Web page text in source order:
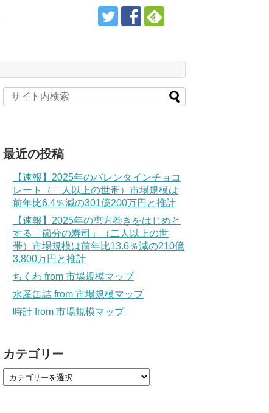
最近の投稿
【速報】2025年のバレンタインチョコ
レート（二人以上の世帯）市場規模は
前年比6.4％減の301億200万円と推計
【速報】2025年の恵方巻きをはじめと
する「節分の寿司」（二人以上の世
帯）市場規模は前年比13.6％減の210億
3,800万円と推計
ちくわ from 市場規模マップ
水産缶詰 from 市場規模マップ
時計 from 市場規模マップ
カテゴリー